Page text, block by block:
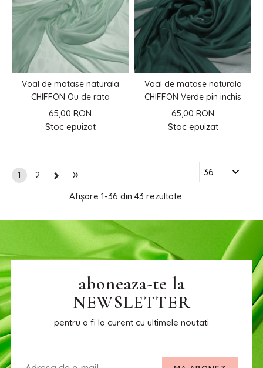
Voal de matase naturala
CHIFFON Ou de rata
65,00 RON
Stoc epuizat
Voal de matase naturala
CHIFFON Verde pin inchis
65,00 RON
Stoc epuizat
1 2 »
Afișare 1-36 din 43 rezultate
aboneaza-te la
NEWSLETTER
pentru a fi la curent cu ultimele noutati